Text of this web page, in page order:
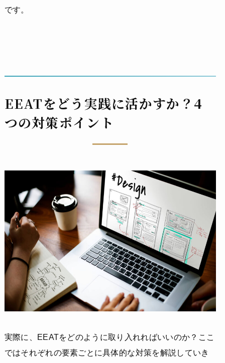
です。
EEATをどう実践に活かすか？4
つの対策ポイント
実際に、EEATをどのように取り入れればいいのか？ここ
ではそれぞれの要素ごとに具体的な対策を解説していき